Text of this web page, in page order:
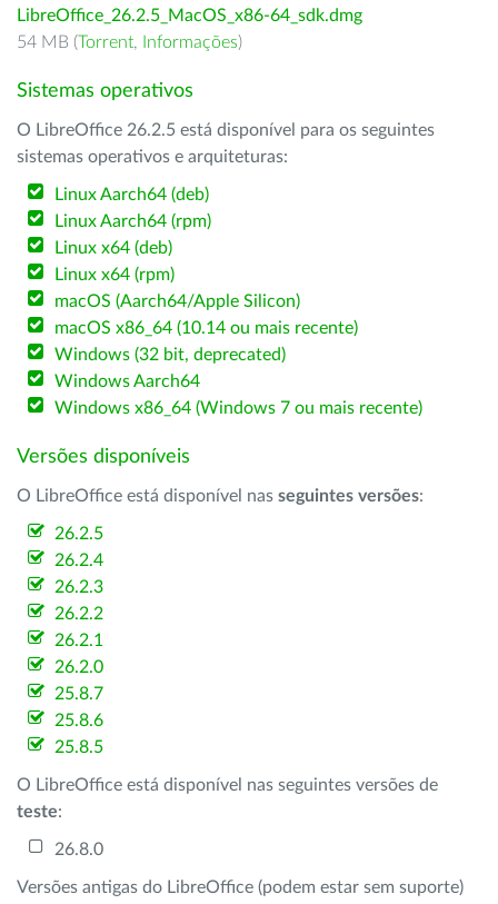
LibreOffice_26.2.5_MacOS_x86-64_sdk.dmg
54 MB (Torrent, Informações)
Sistemas operativos
O LibreOffice 26.2.5 está disponível para os seguintes
sistemas operativos e arquiteturas:
Linux Aarch64 (deb)
Linux Aarch64 (rpm)
Linux x64 (deb)
Linux x64 (rpm)
macOS (Aarch64/Apple Silicon)
macOS x86_64 (10.14 ou mais recente)
Windows (32 bit, deprecated)
Windows Aarch64
Windows x86_64 (Windows 7 ou mais recente)
Versões disponíveis
O LibreOffice está disponível nas seguintes versões:
26.2.5
26.2.4
26.2.3
26.2.2
26.2.1
26.2.0
25.8.7
25.8.6
25.8.5
O LibreOffice está disponível nas seguintes versões de
teste:
26.8.0
Versões antigas do LibreOffice (podem estar sem suporte)